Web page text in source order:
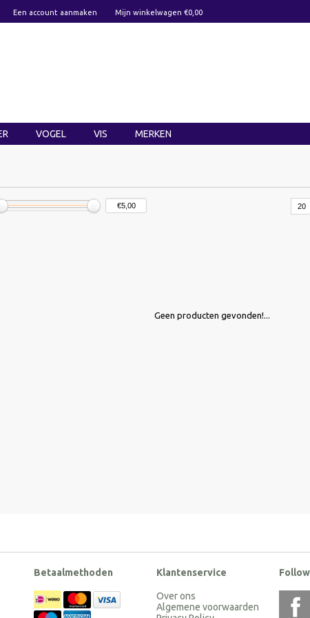
Een account aanmaken Mijn winkelwagen €0,00
VOGEL VIS MERKEN
Geen producten gevonden!...
Betaalmethoden Klantenservice
Over ons
Algemene voorwaarden